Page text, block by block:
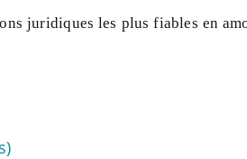
juridiques les plus fiables en